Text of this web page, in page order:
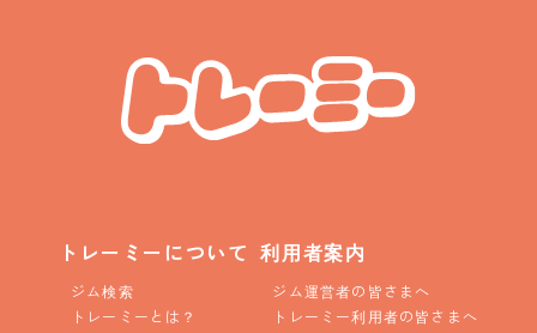
トレーミーについて
ジム検索
トレーミーとは？
利用者案内
ジム運営者の皆さまへ
トレーミー利用者の皆さまへ